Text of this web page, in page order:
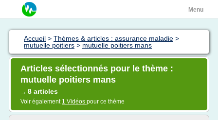
Menu
Accueil > Thèmes & articles : assurance maladie >
mutuelle poitiers > mutuelle poitiers mans
Articles sélectionnés pour le thème :
mutuelle poitiers mans
→ 8 articles
Voir également 1 Vidéos pour ce thème